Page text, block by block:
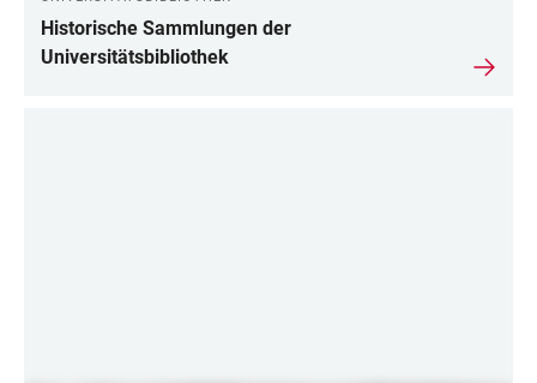
Historische Sammlungen der
Universitätsbibliothek